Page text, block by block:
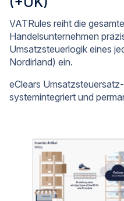
VATRules reiht die
Handelsunternehmen
Umsatzsteuerlogik eines
Nordirland) ein.
eClears
systemintegriert und